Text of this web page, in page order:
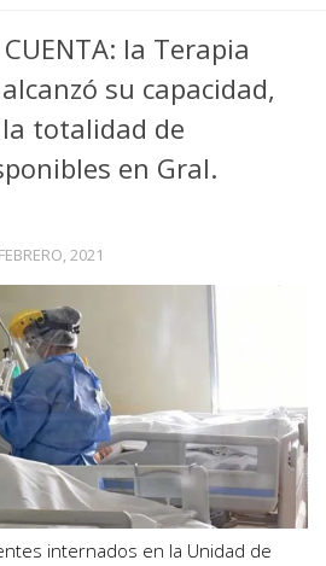
CUENTA: la Terapia
su capacidad,
totalidad de
en Gral.
2021
internados en la Unidad de